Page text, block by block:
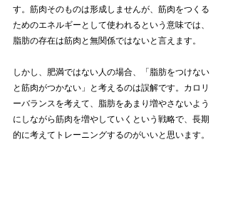
す。筋肉そのものは形成しませんが、筋肉をつくる
ためのエネルギーとして使われるという意味では、
脂肪の存在は筋肉と無関係ではないと言えます。
しかし、肥満ではない人の場合、「脂肪をつけない
と筋肉がつかない」と考えるのは誤解です。カロリ
ーバランスを考えて、脂肪をあまり増やさないよう
にしながら筋肉を増やしていくという戦略で、長期
的に考えてトレーニングするのがいいと思います。